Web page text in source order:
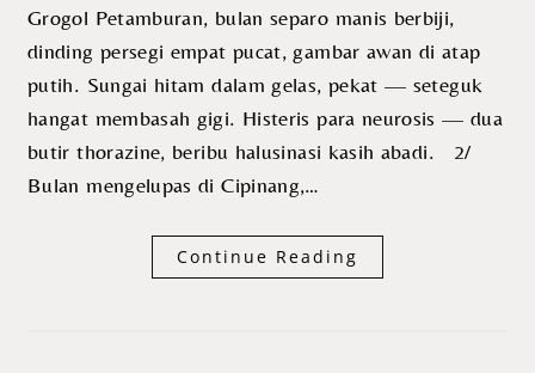
Grogol Petamburan, bulan separo manis berbiji,
dinding persegi empat pucat, gambar awan di atap
putih. Sungai hitam dalam gelas, pekat — seteguk
hangat membasah gigi. Histeris para neurosis — dua
butir thorazine, beribu halusinasi kasih abadi. 2/
Bulan mengelupas di Cipinang,…
Continue Reading